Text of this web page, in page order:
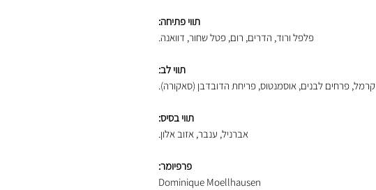
תווי פתיחה:
פלפל ורוד, הדרים, רום, פטל שחור, דוואנה.
תווי לב:
קרמל, פרחים לבנים, אוסמנטוס, פריחת הדובדבן (סאקורה).
תווי בסיס:
אברניל, ענבר, אזוב אלון.
פרפיומר:
Dominique Moellhausen